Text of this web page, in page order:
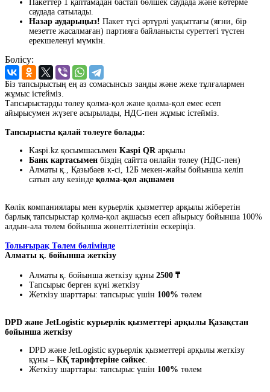
Пакеттер 1 қаптамадан бастап бөлшек саудада және көтерме
саудада сатылады.
Назар аударыңыз! Пакет түсі әртүрлі уақыттағы (яғни, бір
мезетте жасалмаған) партияға байланысты суреттегі түстен
ерекшеленуі мүмкін.
Бөлісу:
Біз тапсырыстың ең аз сомасынсыз заңды және жеке тұлғалармен
жұмыс істейміз.
Тапсырыстарды төлеу қолма-қол және қолма-қол емес есеп
айырысумен жүзеге асырылады, НДС-пен жұмыс істейміз.
Тапсырысты қалай төлеуге болады:
Kaspi.kz қосымшасымен Kaspi QRарқылы
Банк картасымен біздің сайтта онлайн төлеу (НДС-пен)
Алматы қ., Қазыбаев к-сі, 12Б мекен-жайы бойынша келіп
сатып алу кезінде қолма-қол ақшамен
Көлік компаниялары мен курьерлік қызметтер арқылы жіберетін
барлық тапсырыстар қолма-қол ақшасыз есеп айырысу бойынша 100%
алдын-ала төлем бойынша жөнелтілетінін ескеріңіз.
Толығырақ Төлем бөлімінде
Алматы қ. бойынша жеткізу
Алматы қ. бойынша жеткізу құны 2500 ₸
Тапсырыс берген күні жеткізу
Жеткізу шарттары: тапсырыс үшін 100% төлем
DPD және JetLogistic курьерлік қызметтері арқылы Қазақстан
бойынша жеткізу
DPD және JetLogistic курьерлік қызметтері арқылы жеткізу
құны – КҚ тарифтеріне сәйкес.
Жеткізу шарттары: тапсырыс үшін 100% төлем